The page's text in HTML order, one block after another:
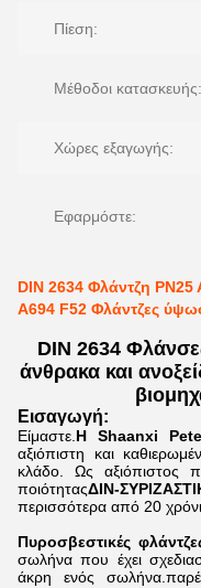
Πίεση:
Μέθοδοι κατασκευής:
Χώρες εξαγωγής:
Εφαρμόστε:
DIN 2634 Φλάντζη PN25
A694 F52 Φλάντζες
DIN 2634
άνθρακα και
Εισαγωγή:
Είμαστε. Η Shaanxi
αξιόπιστη και
κλάδο.
Ως αξιόπιστος
ποιότηταςΔΙΝ-
περισσότερα από 20
Πυροσβεστικές
σωλήνα που έχει
άκρη ενός